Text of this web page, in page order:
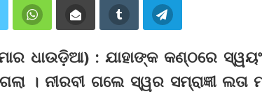
ଧାଉଡ଼ିଆ) : ଯାହାଙ୍କ କଣ୍ଠରେ
। ନୀରବୀ ଗଲେ ସ୍ୱର ସମ୍ରାଜ୍ଞୀ ଲତା